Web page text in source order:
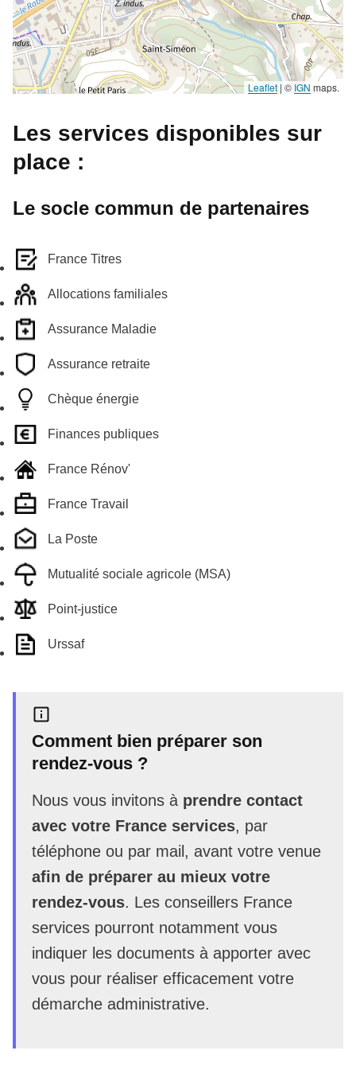
Leaflet | © IGN maps.
Les services disponibles sur
place :
Le socle commun de partenaires
France Titres
Allocations familiales
Assurance Maladie
Assurance retraite
Chèque énergie
Finances publiques
France Rénov'
France Travail
La Poste
Mutualité sociale agricole (MSA)
Point-justice
Urssaf
Comment bien préparer son
rendez-vous ?
Nous vous invitons à prendre contact
avec votre France services, par
téléphone ou par mail, avant votre venue
afin de préparer au mieux votre
rendez-vous. Les conseillers France
services pourront notamment vous
indiquer les documents à apporter avec
vous pour réaliser efficacement votre
démarche administrative.